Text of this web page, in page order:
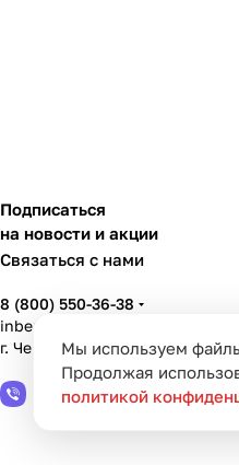
Мы используем
Продолжая
политикой
Подписаться
на новости и акции
Связаться с нами
8 (800) 550-36-38
inbenzo35@list.ru
г. Череповец, ул. Вологодская,